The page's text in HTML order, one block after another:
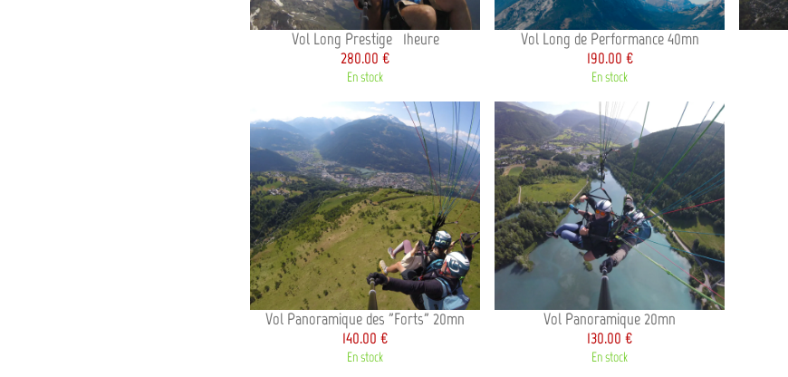
Vol Long Prestige 1heure
280.00 €
En stock
Vol Long de Performance 40mn
190.00 €
En stock
Vol Panoramique des "Forts" 20mn
140.00 €
En stock
Vol Panoramique 20mn
130.00 €
En stock